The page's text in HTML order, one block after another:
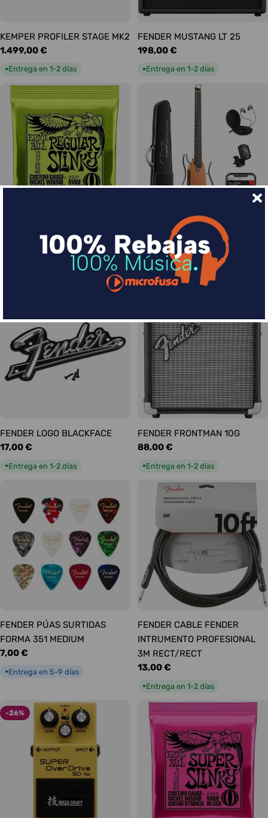
KEMPER PROFILER STAGE MK2
Precio
habitual
1.499,00 €
●Entrega en 1-2 días
FENDER MUSTANG LT 25
Precio
habitual
198,00 €
●Entrega en 1-2 días
Slinky Regular 10-46
DONNER HUSH-I Silent Guitar
Caoba
Precio
habitual
339,00 €
Entrega en 1-2 días
FENDER LOGO BLACKFACE
Precio
17,00 €
●Entrega en 1-2 días
FENDER FRONTMAN 10G
Precio
88,00 €
●Entrega en 1-2 días
FENDER PÚAS SURTIDAS
FORMA 351 MEDIUM
Precio
7,00 €
●Entrega en 5-9 días
FENDER CABLE FENDER
INTRUMENTO PROFESIONAL
3M RECT/RECT
Precio
13,00 €
●Entrega en 1-2 días
-26%